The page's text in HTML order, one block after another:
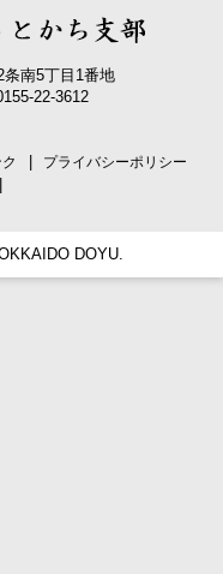
南5丁目1番地
22-3612
プライバシーポリシー
DOYU.